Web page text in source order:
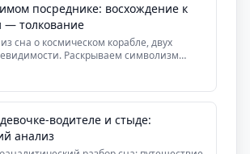
посреднике: восхождение к
— толкование
сна о космическом корабле, двух
Раскрываем символизм
водителе и стыде:
анализ